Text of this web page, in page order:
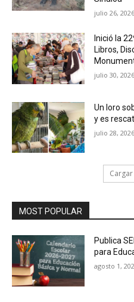
julio 26, 2026
Inició la
Libros,
julio 30, 2026
Un loro
y es
julio 28, 2026
MOST POPULAR
Publica
para
agosto 1,